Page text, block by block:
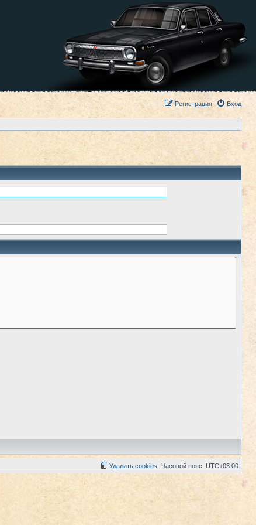
Вход
Регистрация
Часовой пояс: UTC+03:00
Удалить cookies